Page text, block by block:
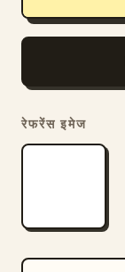
रेफरेंस इमेज